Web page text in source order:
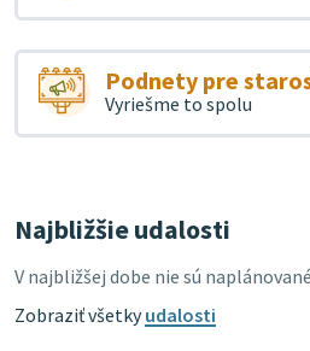
Podnety pre
Vyriešme to spolu
Najbližšie udalosti
V najbližšej dobe nie sú
Zobraziť všetkyudalosti